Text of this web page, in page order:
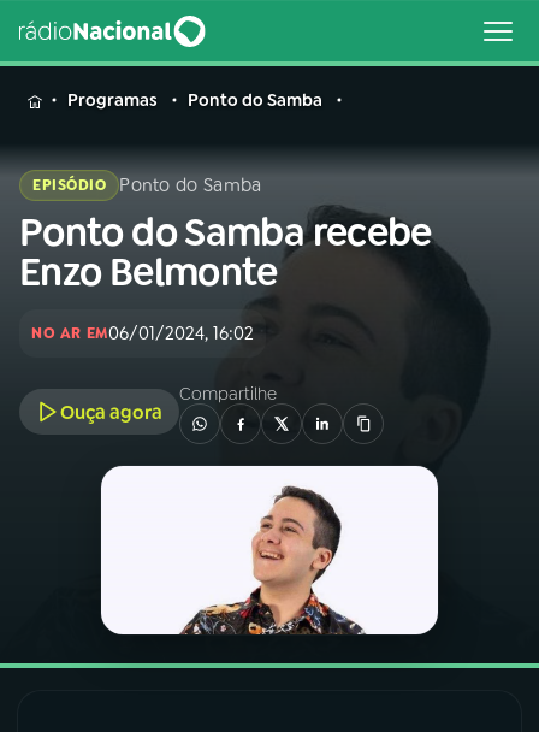
MENU
Buscar
na
Rádio
Buscar
01INÍCIO
Programas Ponto do Samba
EPISÓDIO Ponto do Samba
Ponto do Samba recebe
Enzo Belmonte
NO AR EM06/01/2024, 16:02
Ouça agora
Compartilhe